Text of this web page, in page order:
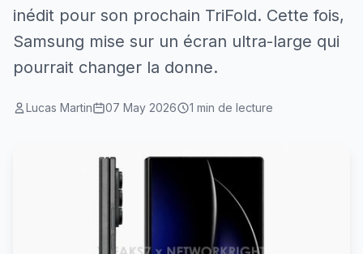
inédit pour son prochain TriFold. Cette fois,
Samsung mise sur un écran ultra-large qui
pourrait changer la donne.
Lucas Martin 07 May 2026 1 min de lecture